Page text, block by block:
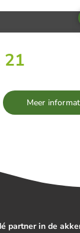
21
Meer
partner in de